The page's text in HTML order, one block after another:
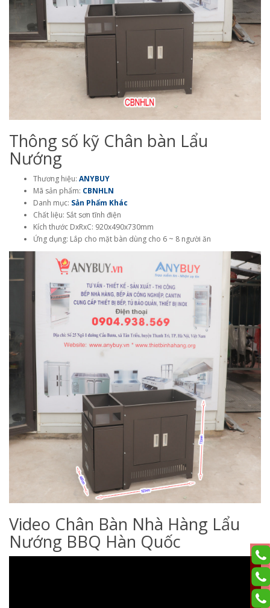
Thông số kỹ Chân bàn Lẩu
Nướng
Thương hiệu: ANYBUY
Mã sản phẩm: CBNHLN
Danh mục: Sản Phẩm Khác
Chất liệu: Sắt sơn tĩnh điện
Kích thước DxRxC: 920x490x730mm
Ứng dụng: Lắp cho mặt bàn dùng cho 6 ~ 8 người ăn
Video Chân Bàn Nhà Hàng Lẩu
Nướng BBQ Hàn Quốc